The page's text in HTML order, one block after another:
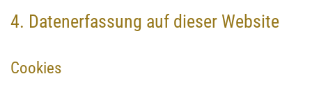
4. Datenerfassung auf dieser Website
Cookies